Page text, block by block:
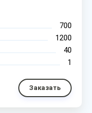
700
1200
40
1
Заказать